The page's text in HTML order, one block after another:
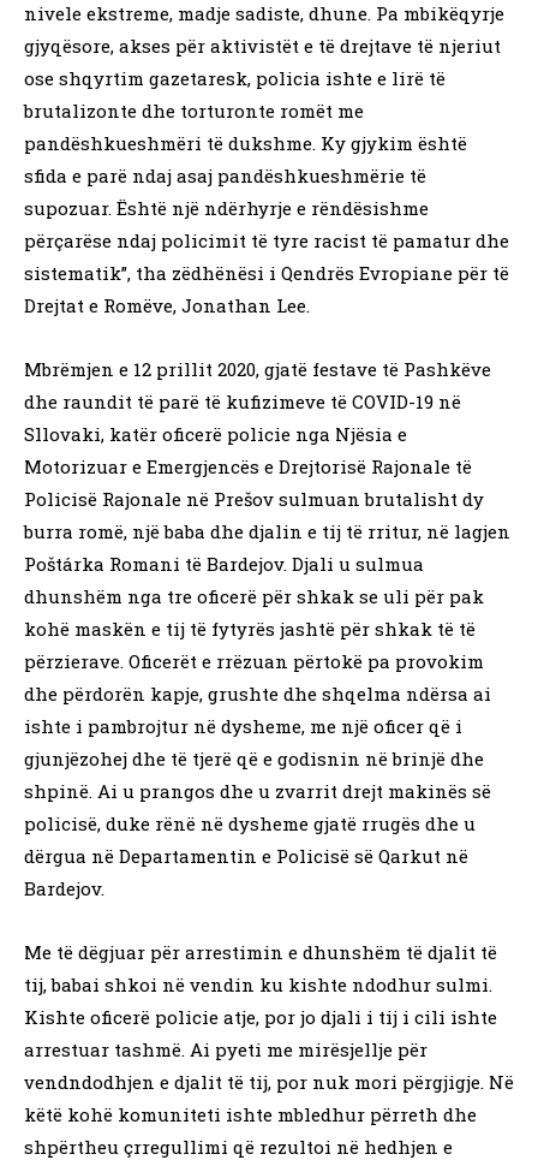
nivele ekstreme, madje sadiste, dhune. Pa mbikëqyrje
gjyqësore, akses për aktivistët e të drejtave të njeriut
ose shqyrtim gazetaresk, policia ishte e lirë të
brutalizonte dhe torturonte romët me
pandëshkueshmëri të dukshme. Ky gjykim është
sfida e parë ndaj asaj pandëshkueshmërie të
supozuar. Është një ndërhyrje e rëndësishme
përçarëse ndaj policimit të tyre racist të pamatur dhe
sistematik”, tha zëdhënësi i Qendrës Evropiane për të
Drejtat e Romëve, Jonathan Lee.
Mbrëmjen e 12 prillit 2020, gjatë festave të Pashkëve
dhe raundit të parë të kufizimeve të COVID-19 në
Sllovaki, katër oficerë policie nga Njësia e
Motorizuar e Emergjencës e Drejtorisë Rajonale të
Policisë Rajonale në Prešov sulmuan brutalisht dy
burra romë, një baba dhe djalin e tij të rritur, në lagjen
Poštárka Romani të Bardejov. Djali u sulmua
dhunshëm nga tre oficerë për shkak se uli për pak
kohë maskën e tij të fytyrës jashtë për shkak të të
përzierave. Oficerët e rrëzuan përtokë pa provokim
dhe përdorën kapje, grushte dhe shqelma ndërsa ai
ishte i pambrojtur në dysheme, me një oficer që i
gjunjëzohej dhe të tjerë që e godisnin në brinjë dhe
shpinë. Ai u prangos dhe u zvarrit drejt makinës së
policisë, duke rënë në dysheme gjatë rrugës dhe u
dërgua në Departamentin e Policisë së Qarkut në
Bardejov.
Me të dëgjuar për arrestimin e dhunshëm të djalit të
tij, babai shkoi në vendin ku kishte ndodhur sulmi.
Kishte oficerë policie atje, por jo djali i tij i cili ishte
arrestuar tashmë. Ai pyeti me mirësjellje për
vendndodhjen e djalit të tij, por nuk mori përgjigje. Në
këtë kohë komuniteti ishte mbledhur përreth dhe
shpërtheu çrregullimi që rezultoi në hedhjen e